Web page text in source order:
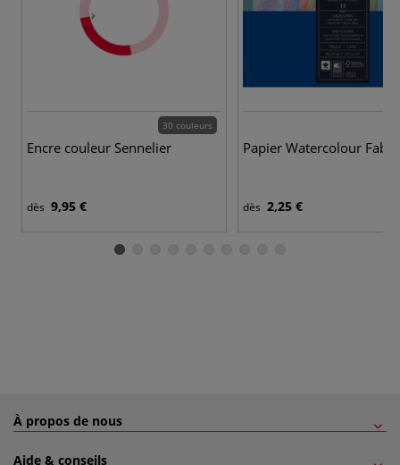
30 couleurs
Encre couleur Sennelier
dès 9,95 €
Papier Watercolour
dès 2,25 €
À propos de nous
Aide & conseils